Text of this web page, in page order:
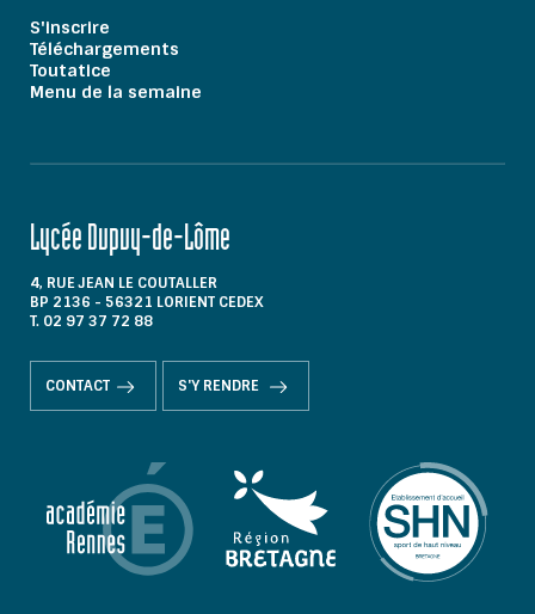
S'inscrire
Téléchargements
Toutatice
Menu de la semaine
Lycée Dupuy-de-Lôme
4, RUE JEAN LE COUTALLER
BP 2136 - 56321 LORIENT CEDEX
T. 02 97 37 72 88
CONTACT S'Y RENDRE